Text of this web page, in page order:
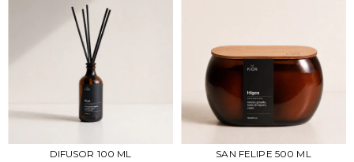
DIFUSOR 100 ML SAN FELIPE 500 ML